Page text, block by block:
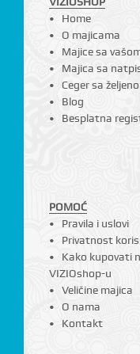
Home
O majicama
Majice sa
Majica sa
Ceger sa
Blog
Besplatna
POMOĆ
Pravila i uslovi
Privatnost
Kako kupovati
VIZIOshop-u
Veličine majica
O nama
Kontakt